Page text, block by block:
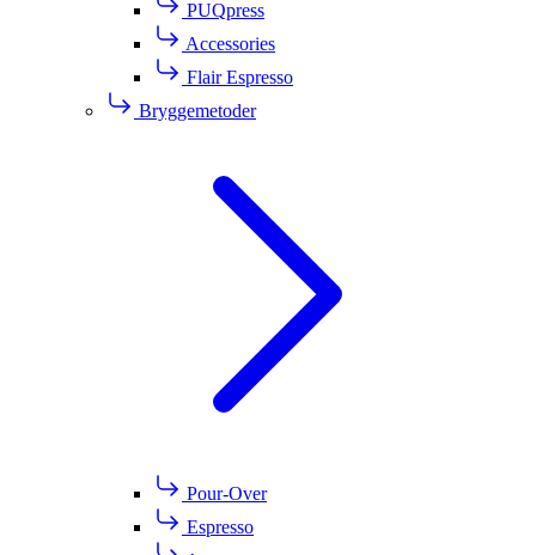
PUQpress
Accessories
Flair Espresso
Bryggemetoder
Pour-Over
Espresso